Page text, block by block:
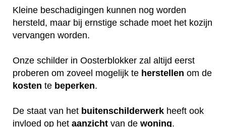
Kleine beschadigingen kunnen nog worden
hersteld, maar bij ernstige schade moet het kozijn
vervangen worden.
Onze schilder in Oosterblokker zal altijd eerst
proberen om zoveel mogelijk te herstellen om de
kosten te beperken.
De staat van het buitenschilderwerk heeft ook
invloed op het aanzicht van de woning.